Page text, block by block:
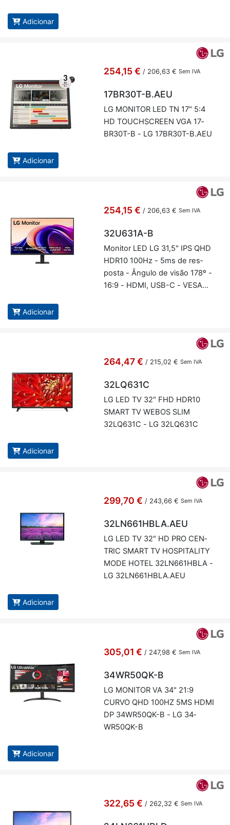
Adicionar
254,15 € / 206,63 € Sem IVA
17BR30T-B.AEU
LG MO­NITOR LED TN 17" 5:4
HD TOU­CHS­CREEN VGA 17­
BR30T-B - LG 17­BR30T-B.AEU
Adicionar
254,15 € / 206,63 € Sem IVA
32U631A-B
Mo­nitor LED LG 31,5" IPS QHD
HDR10 100Hz - 5ms de res­
posta - Ân­gulo de visão 178º -
16:9 - HDMI, USB-C - VESA
Adicionar
264,47 € / 215,02 € Sem IVA
32LQ631C
LG LED TV 32" FHD HDR10
SMART TV WEBOS SLIM
32LQ631C - LG 32LQ631C
Adicionar
299,70 € / 243,66 € Sem IVA
32LN661HBLA.AEU
LG LED TV 32" HD PRO CEN­
TRIC SMART TV HOS­PI­TA­LITY
MODE HOTEL 32LN661HBLA -
LG 32LN661HBLA.AEU
Adicionar
305,01 € / 247,98 € Sem IVA
34WR50QK-B
LG MO­NITOR VA 34" 21:9
CURVO QHD 100HZ 5MS HDMI
DP 34­WR50QK-B - LG 34­
WR50QK-B
Adicionar
322,65 € / 262,32 € Sem IVA